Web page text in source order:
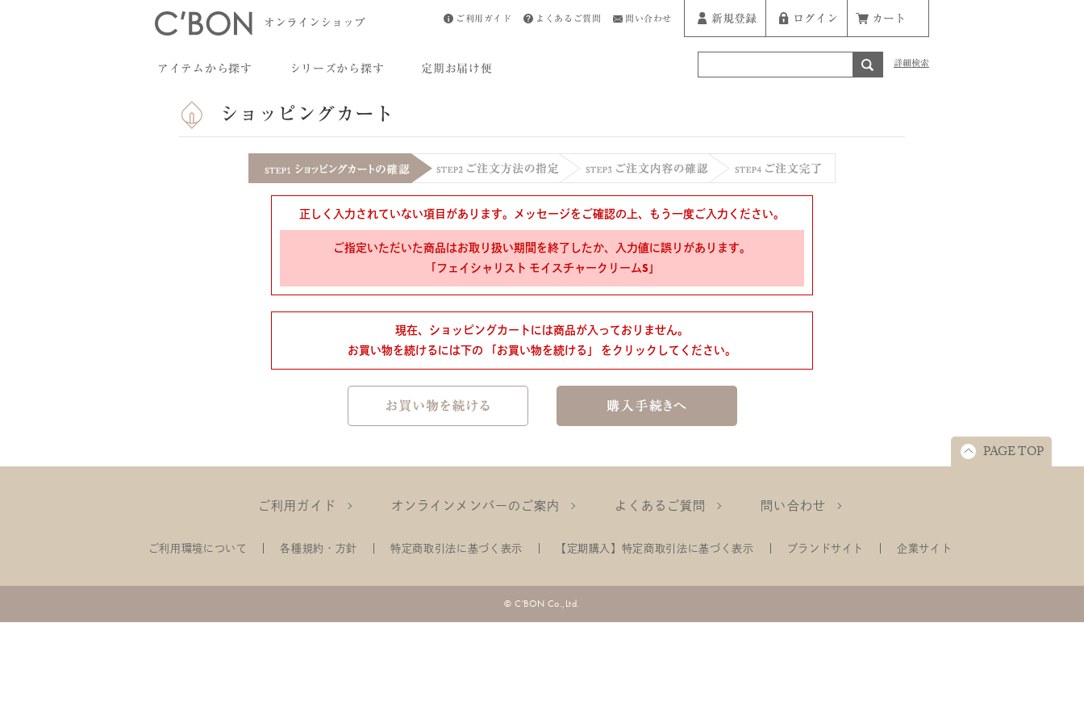
オンラインショップ ご利用ガイド よくあるご質問 問い合わせ 新規登録 ログイン カート
アイテムから探す シリーズから探す 定期お届け便 詳細検索
ショッピングカート
正しく入力されていない項目があります。メッセージをご確認の上、もう一度ご入力ください。
ご指定いただいた商品はお取り扱い期間を終了したか、入力値に誤りがあります。
「フェイシャリスト モイスチャークリームS」
現在、ショッピングカートには商品が入っておりません。
お買い物を続けるには下の 「お買い物を続ける」 をクリックしてください。
PAGE TOP
ご利用ガイド オンラインメンバーのご案内 よくあるご質問 問い合わせ
ご利用環境について 各種規約・方針 特定商取引法に基づく表示 【定期購入】特定商取引法に基づく表示 ブランドサイト 企業サイト
© C'BON Co.,Ltd.